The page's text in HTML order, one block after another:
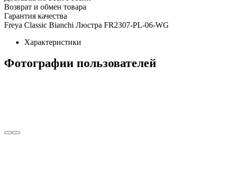
Возврат и обмен товара
Гарантия качества
Freya Classic Bianchi Люстра FR2307-PL-06-WG
Характеристики
Фотографии пользователей